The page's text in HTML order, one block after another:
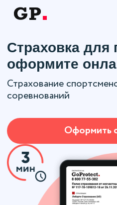
Страховка для
оформите
Страхование
соревнований
Оформить